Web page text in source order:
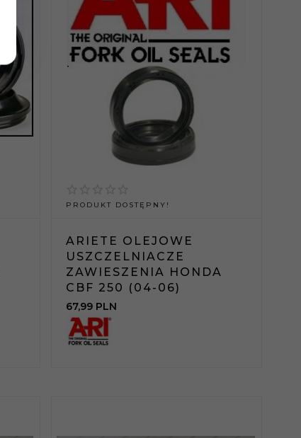
PRODUKT DOSTĘPNY!
ARIETE OLEJOWE
USZCZELNIACZE
ZAWIESZENIA HONDA
CBF 250 (04-06)
67,99 PLN